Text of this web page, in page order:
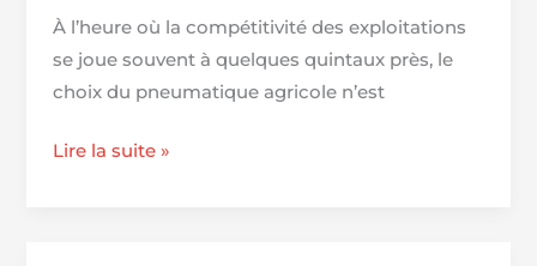
À l’heure où la compétitivité des exploitations
se joue souvent à quelques quintaux près, le
choix du pneumatique agricole n’est
Top
Lire la suite »